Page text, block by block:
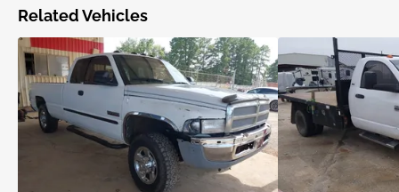
Related Vehicles